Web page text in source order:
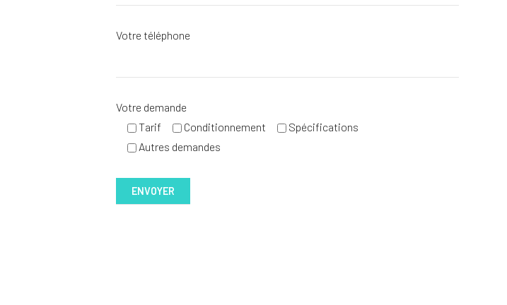
Votre téléphone
Votre demande
Tarif
Conditionnement
Spécifications
Autres demandes